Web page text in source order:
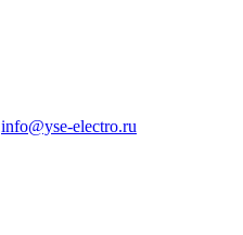
info@yse-electro.ru